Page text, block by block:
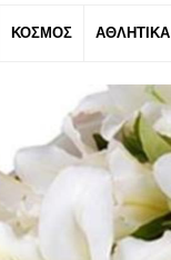
ΚΟΣΜΟΣ ΑΘΛΗΤΙΚΑ